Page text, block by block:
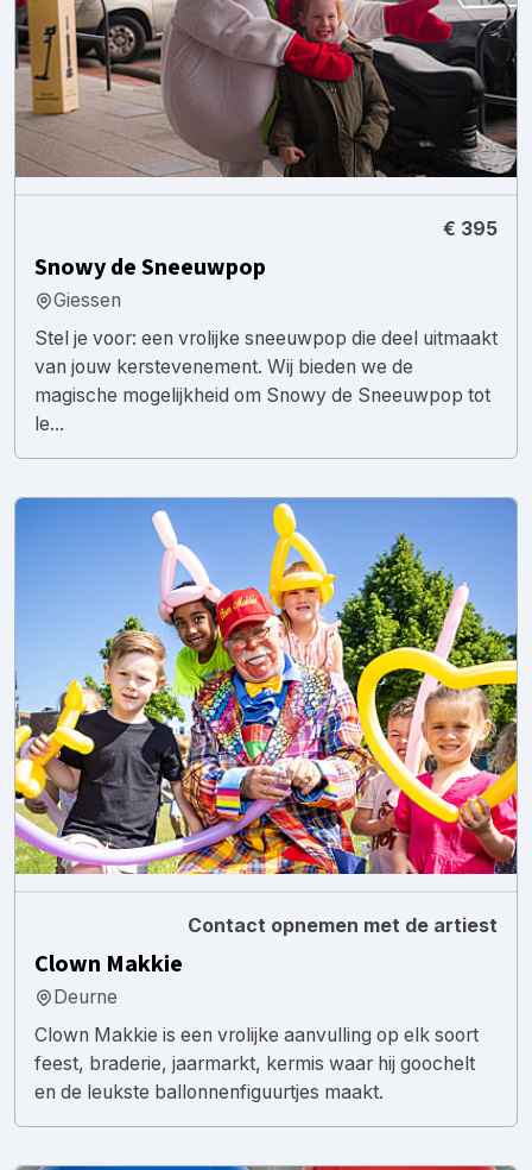
€ 395
Snowy de Sneeuwpop
Giessen
Stel je voor: een vrolijke sneeuwpop die deel uitmaakt
van jouw kerstevenement. Wij bieden we de
magische mogelijkheid om Snowy de Sneeuwpop tot
le...
Contact opnemen met de artiest
Clown Makkie
Deurne
Clown Makkie is een vrolijke aanvulling op elk soort
feest, braderie, jaarmarkt, kermis waar hij goochelt
en de leukste ballonnenfiguurtjes maakt.